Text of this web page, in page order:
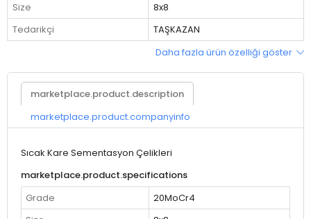
Size
8x8
Tedarikçi
TAŞKAZAN
Daha fazla ürün özelliği göster
marketplace.product.description
marketplace.product.companyinfo
Sıcak Kare Sementasyon Çelikleri
marketplace.product.specifications
Grade
20MoCr4